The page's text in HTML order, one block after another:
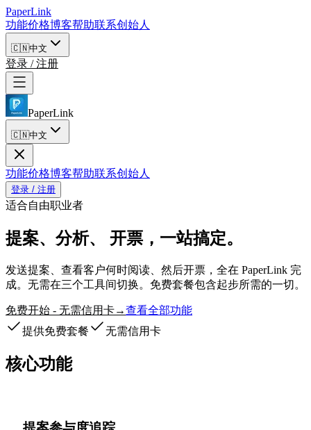
PaperLink
功能价格博客帮助联系创始人
🇨🇳中文
登录 / 注册
PaperLink
🇨🇳中文
功能价格博客帮助联系创始人
登录 / 注册
适合自由职业者
提案、分析、 开票，一站搞定。
发送提案、查看客户何时阅读、然后开票，全在 PaperLink 完
成。无需在三个工具间切换。免费套餐包含起步所需的一切。
免费开始 - 无需信用卡→查看全部功能
提供免费套餐
无需信用卡
核心功能